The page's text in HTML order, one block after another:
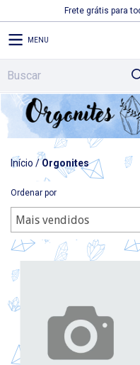
Frete grátis para
MENU
Início / Orgonites
Ordenar por